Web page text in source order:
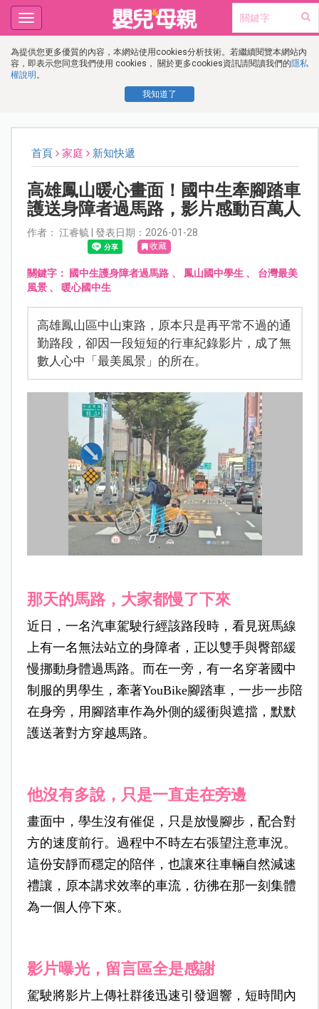
為提供您更多優質的內容，本網站使用cookies分析技術。若繼續閱覽本網站內
容，即表示您同意我們使用 cookies， 關於更多cookies資訊請閱讀我們的隱私
權說明 。
我知道了
Toggle
navigation
首頁 家庭 新知快遞
高雄鳳山暖心畫面！國中生牽腳踏車
護送身障者過馬路，影片感動百萬人
作者： 江睿毓 | 發表日期：2026-01-28
收藏
關鍵字： 國中生護身障者過馬路 、 鳳山國中學生 、 台灣最美
風景、 暖心國中生
高雄鳳山區中山東路，原本只是再平常不過的通
勤路段，卻因一段短短的行車紀錄影片，成了無
數人心中「最美風景」的所在。
那天的馬路，大家都慢了下來
近日，一名汽車駕駛行經該路段時，看見斑馬線
上有一名無法站立的身障者，正以雙手與臀部緩
慢挪動身體過馬路。而在一旁，有一名穿著國中
制服的男學生，牽著YouBike腳踏車，一步一步陪
在身旁，用腳踏車作為外側的緩衝與遮擋，默默
護送著對方穿越馬路。
他沒有多說，只是一直走在旁邊
畫面中，學生沒有催促，只是放慢腳步，配合對
方的速度前行。過程中不時左右張望注意車況。
這份安靜而穩定的陪伴，也讓來往車輛自然減速
禮讓，原本講求效率的車流，彷彿在那一刻集體
為一個人停下來。
影片曝光，留言區全是感謝
駕駛將影片上傳社群後迅速引發迴響，短時間內